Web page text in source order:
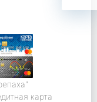
карта